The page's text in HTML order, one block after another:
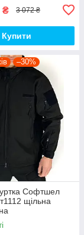
₴ 3 072 ₴
Купити
–30%
Софтшел
щільна
на